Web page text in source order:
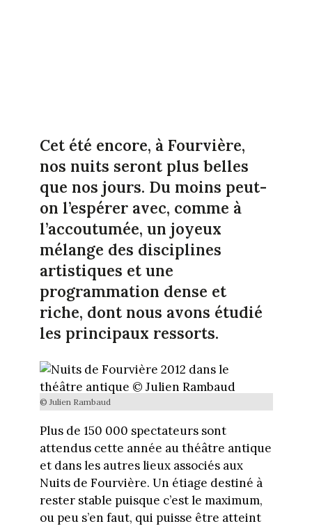
Cet été encore, à Fourvière,
nos nuits seront plus belles
que nos jours. Du moins peut-
on l’espérer avec, comme à
l’accoutumée, un joyeux
mélange des disciplines
artistiques et une
programmation dense et
riche, dont nous avons étudié
les principaux ressorts.
© Julien Rambaud
Plus de 150 000 spectateurs sont
attendus cette année au théâtre antique
et dans les autres lieux associés aux
Nuits de Fourvière. Un étiage destiné à
rester stable puisque c’est le maximum,
ou peu s’en faut, qui puisse être atteint